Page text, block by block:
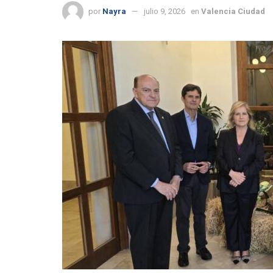
por Nayra julio 9, 2026 en Valencia Ciudad